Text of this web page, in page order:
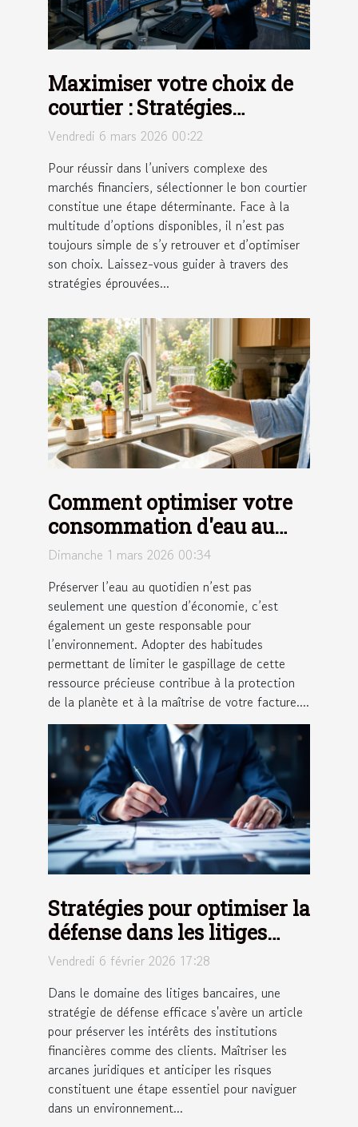
Maximiser votre choix de
courtier : Stratégies
efficaces expliquées
Vendredi 6 mars 2026 00:22
Pour réussir dans l’univers complexe des
marchés financiers, sélectionner le bon courtier
constitue une étape déterminante. Face à la
multitude d’options disponibles, il n’est pas
toujours simple de s’y retrouver et d’optimiser
son choix. Laissez-vous guider à travers des
stratégies éprouvées...
Comment optimiser votre
consommation d'eau au
quotidien ?
Dimanche 1 mars 2026 00:34
Préserver l’eau au quotidien n’est pas
seulement une question d’économie, c’est
également un geste responsable pour
l’environnement. Adopter des habitudes
permettant de limiter le gaspillage de cette
ressource précieuse contribue à la protection
de la planète et à la maîtrise de votre facture....
Stratégies pour optimiser la
défense dans les litiges
bancaires
Vendredi 6 février 2026 17:28
Dans le domaine des litiges bancaires, une
stratégie de défense efficace s'avère un article
pour préserver les intérêts des institutions
financières comme des clients. Maîtriser les
arcanes juridiques et anticiper les risques
constituent une étape essentiel pour naviguer
dans un environnement...